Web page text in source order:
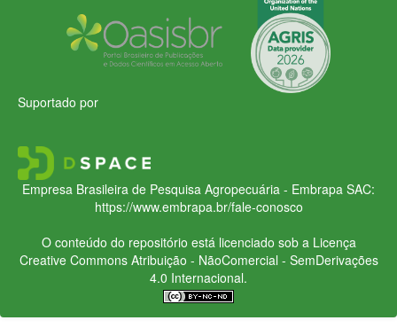
Suportado por
Empresa Brasileira de Pesquisa Agropecuária - Embrapa SAC:
https://www.embrapa.br/fale-conosco
O conteúdo do repositório está licenciado sob a Licença
Creative CommonsAtribuição - NãoComercial - SemDerivações
4.0 Internacional.